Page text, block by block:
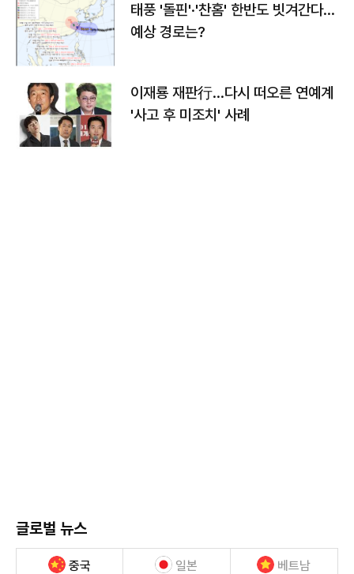
태풍 '돌핀'·'찬홈' 한반도 빗겨간다…
예상 경로는?
이재룡 재판行…다시 떠오른 연예계
'사고 후 미조치' 사례
글로벌 뉴스
중국 일본 베트남